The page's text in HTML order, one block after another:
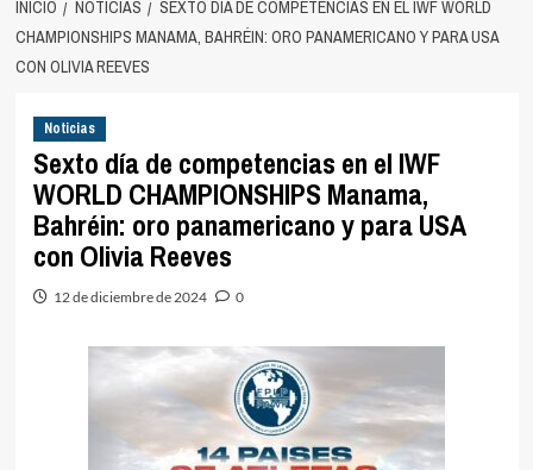
INICIO NOTICIAS
SEXTO DÍA DE COMPETENCIAS EN EL IWF WORLD
CHAMPIONSHIPS MANAMA, BAHRÉIN: ORO PANAMERICANO Y PARA USA
CON OLIVIA REEVES
Noticias
Sexto día de competencias en el IWF
WORLD CHAMPIONSHIPS Manama,
Bahréin: oro panamericano y para USA
con Olivia Reeves
12 de diciembre de 2024 0